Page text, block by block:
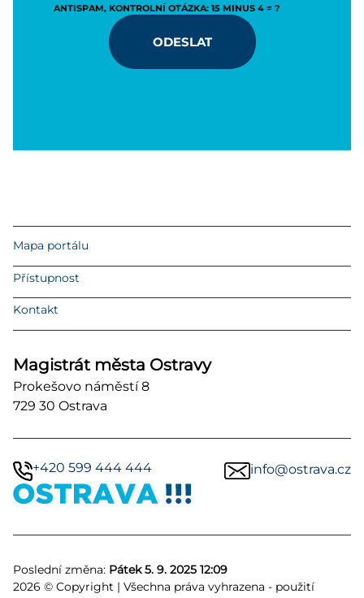
ANTISPAM, KONTROLNÍ OTÁZKA: 15 MINUS 4 = ?
ODESLAT
Mapa portálu
Přístupnost
Kontakt
Magistrát města Ostravy
Prokešovo náměstí 8
729 30 Ostrava
+420 599 444 444 info@ostrava.cz
Poslední změna: Pátek 5. 9. 2025 12:09
2026 © Copyright | Všechna práva vyhrazena - použití